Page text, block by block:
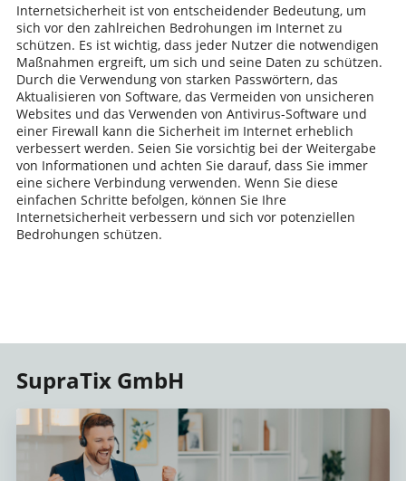
Internetsicherheit ist von entscheidender Bedeutung, um
sich vor den zahlreichen Bedrohungen im Internet zu
schützen. Es ist wichtig, dass jeder Nutzer die notwendigen
Maßnahmen ergreift, um sich und seine Daten zu schützen.
Durch die Verwendung von starken Passwörtern, das
Aktualisieren von Software, das Vermeiden von unsicheren
Websites und das Verwenden von Antivirus-Software und
einer Firewall kann die Sicherheit im Internet erheblich
verbessert werden. Seien Sie vorsichtig bei der Weitergabe
von Informationen und achten Sie darauf, dass Sie immer
eine sichere Verbindung verwenden. Wenn Sie diese
einfachen Schritte befolgen, können Sie Ihre
Internetsicherheit verbessern und sich vor potenziellen
Bedrohungen schützen.
SupraTix GmbH